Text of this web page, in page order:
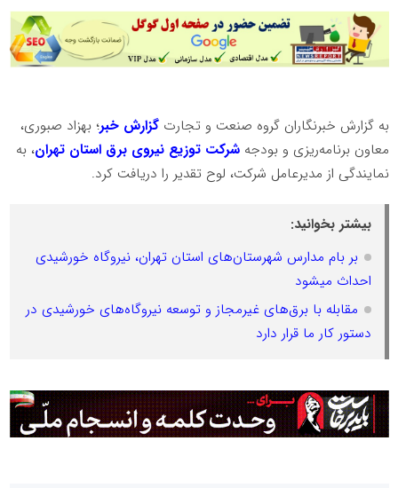
به گزارش خبرنگاران گروه صنعت و تجارتگزارش خبر؛ بهزاد صبوری،
معاون برنامه‌ریزی و بودجهشرکت توزیع نیروی برق استان تهران، به
نمایندگی از مدیرعامل شرکت، لوح تقدیر را دریافت کرد.
بیشتر بخوانید:
بر بام مدارس شهرستان‌های استان تهران، نیروگاه خورشیدی
احداث میشود
مقابله با برق‌های غیرمجاز و توسعه نیروگاه‌های خورشیدی در
دستور کار ما قرار دارد